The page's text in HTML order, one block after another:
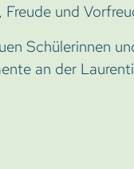
Freude und
Schülerinnen
an der